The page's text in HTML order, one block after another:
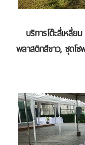
บริการโต๊ะสี่เหลี่ย
พลาสติกสีขาว, ชุดโ